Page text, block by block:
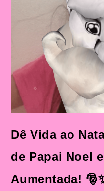
Dê Vida ao
de Papai Noel
Aumentada!